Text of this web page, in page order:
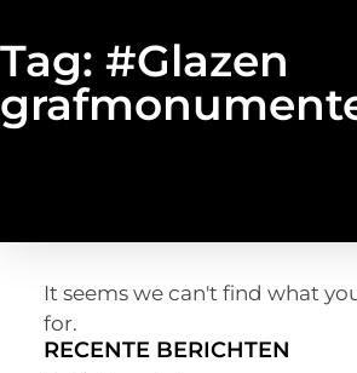
Tag: #Glazen
RECENTE BERICHTEN
It seems we can't find what
for.